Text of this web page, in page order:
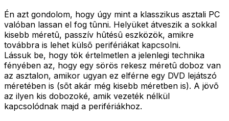
Én azt gondolom, hogy úgy mint a klasszikus asztali PC
valóban lassan el fog tûnni. Helyüket átveszik a sokkal
kisebb méretû, passzív hûtésû eszközök, amikre
továbbra is lehet külsõ perifériákat kapcsolni.
Lássuk be, hogy tök értelmetlen a jelenlegi technika
fényében az, hogy egy sörös rekesz méretû doboz van
az asztalon, amikor ugyan ez elférne egy DVD lejátszó
méretében is (sõt akár még kisebb méretben is). A jövõ
az ilyen kis dobozoké, amik vezeték nélkül
kapcsolódnak majd a perifériákhoz.